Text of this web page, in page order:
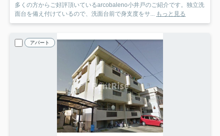
多くの方からご好評頂いているarcobaleno小井戸のご紹介です。独立洗
面台を備え付けているので、洗面台前で身支度をサ... もっと見る
アパート